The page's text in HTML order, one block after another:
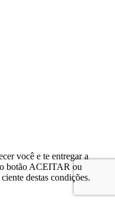
você e te entregar a
botão ACEITAR ou
destas condições.